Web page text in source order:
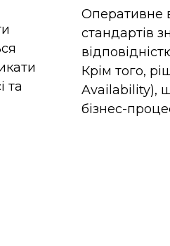
та
Оперативне
стандартів
Крім того,
Availability),
бізнес-